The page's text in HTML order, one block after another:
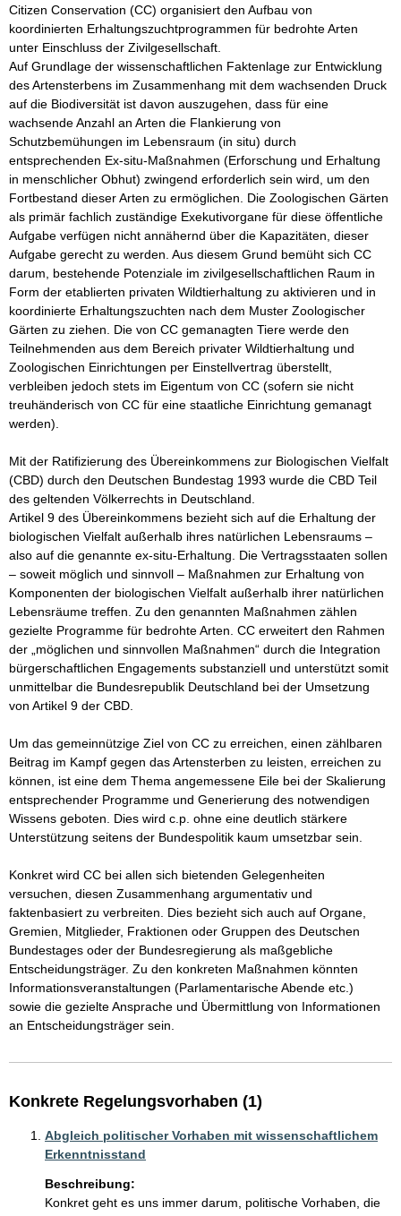
Citizen Conservation (CC) organisiert den Aufbau von
koordinierten Erhaltungszuchtprogrammen für bedrohte Arten
unter Einschluss der Zivilgesellschaft.
Auf Grundlage der wissenschaftlichen Faktenlage zur Entwicklung
des Artensterbens im Zusammenhang mit dem wachsenden Druck
auf die Biodiversität ist davon auszugehen, dass für eine
wachsende Anzahl an Arten die Flankierung von
Schutzbemühungen im Lebensraum (in situ) durch
entsprechenden Ex-situ-Maßnahmen (Erforschung und Erhaltung
in menschlicher Obhut) zwingend erforderlich sein wird, um den
Fortbestand dieser Arten zu ermöglichen. Die Zoologischen Gärten
als primär fachlich zuständige Exekutivorgane für diese öffentliche
Aufgabe verfügen nicht annähernd über die Kapazitäten, dieser
Aufgabe gerecht zu werden. Aus diesem Grund bemüht sich CC
darum, bestehende Potenziale im zivilgesellschaftlichen Raum in
Form der etablierten privaten Wildtierhaltung zu aktivieren und in
koordinierte Erhaltungszuchten nach dem Muster Zoologischer
Gärten zu ziehen. Die von CC gemanagten Tiere werde den
Teilnehmenden aus dem Bereich privater Wildtierhaltung und
Zoologischen Einrichtungen per Einstellvertrag überstellt,
verbleiben jedoch stets im Eigentum von CC (sofern sie nicht
treuhänderisch von CC für eine staatliche Einrichtung gemanagt
werden).
Mit der Ratifizierung des Übereinkommens zur Biologischen Vielfalt
(CBD) durch den Deutschen Bundestag 1993 wurde die CBD Teil
des geltenden Völkerrechts in Deutschland.
Artikel 9 des Übereinkommens bezieht sich auf die Erhaltung der
biologischen Vielfalt außerhalb ihres natürlichen Lebensraums –
also auf die genannte ex-situ-Erhaltung. Die Vertragsstaaten sollen
– soweit möglich und sinnvoll – Maßnahmen zur Erhaltung von
Komponenten der biologischen Vielfalt außerhalb ihrer natürlichen
Lebensräume treffen. Zu den genannten Maßnahmen zählen
gezielte Programme für bedrohte Arten. CC erweitert den Rahmen
der „möglichen und sinnvollen Maßnahmen“ durch die Integration
bürgerschaftlichen Engagements substanziell und unterstützt somit
unmittelbar die Bundesrepublik Deutschland bei der Umsetzung
von Artikel 9 der CBD.
Um das gemeinnützige Ziel von CC zu erreichen, einen zählbaren
Beitrag im Kampf gegen das Artensterben zu leisten, erreichen zu
können, ist eine dem Thema angemessene Eile bei der Skalierung
entsprechender Programme und Generierung des notwendigen
Wissens geboten. Dies wird c.p. ohne eine deutlich stärkere
Unterstützung seitens der Bundespolitik kaum umsetzbar sein.
Konkret wird CC bei allen sich bietenden Gelegenheiten
versuchen, diesen Zusammenhang argumentativ und
faktenbasiert zu verbreiten. Dies bezieht sich auch auf Organe,
Gremien, Mitglieder, Fraktionen oder Gruppen des Deutschen
Bundestages oder der Bundesregierung als maßgebliche
Entscheidungsträger. Zu den konkreten Maßnahmen könnten
Informationsveranstaltungen (Parlamentarische Abende etc.)
sowie die gezielte Ansprache und Übermittlung von Informationen
Konkrete Regelungsvorhaben (1)
Abgleich politischer Vorhaben mit wissenschaftlichem
Erkenntnisstand
Beschreibung:
Konkret geht es uns immer darum, politische Vorhaben, die